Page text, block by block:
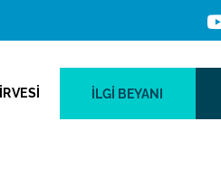
İLGI BEYANI